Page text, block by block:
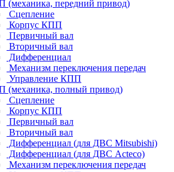
(механика, передний привод)
Сцепление
Корпус КПП
Первичный вал
Вторичный вал
Дифференциал
Механизм переключения передач
Управление КПП
(механика, полный привод)
Сцепление
Корпус КПП
Первичный вал
Вторичный вал
Дифференциал (для ДВС Mitsubishi)
Дифференциал (для ДВС Acteco)
Механизм переключения передач